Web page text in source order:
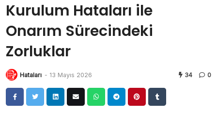
Kurulum Hataları ile
Onarım Sürecindeki
Zorluklar
Hataları - 13 Mayıs 2026 34 0